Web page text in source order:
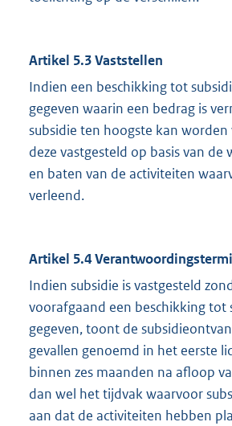
Artikel 5.3 Vaststellen
Indien een beschikking tot
gegeven waarin een bedrag is
subsidie ten hoogste kan
deze vastgesteld op basis van de
en baten van de activiteiten
verleend.
Artikel 5.4
Indien subsidie is vastgesteld
voorafgaand een beschikking tot
gegeven, toont de
gevallen genoemd in het eerste
binnen zes maanden na afloop
dan wel het tijdvak waarvoor
aan dat de activiteiten hebben